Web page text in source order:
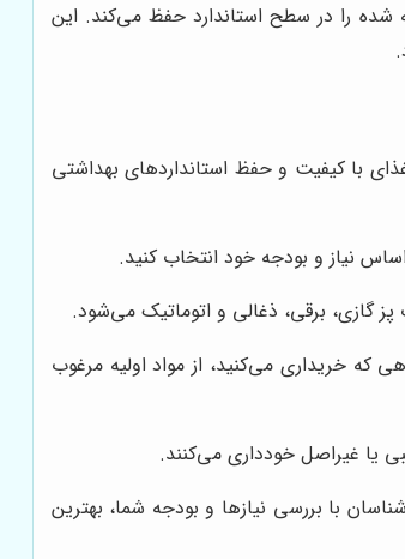
شده را در سطح استاندارد حفظ می‌کند. این
با کیفیت و حفظ استانداردهای بهداشتی
نیاز و بودجه خود انتخاب کنید.
گازی، برقی، ذغالی و اتوماتیک می‌شود.
که خریداری می‌کنید، از مواد اولیه مرغوب
یا غیراصل خودداری می‌کنند.
با بررسی نیازها و بودجه شما، بهترین